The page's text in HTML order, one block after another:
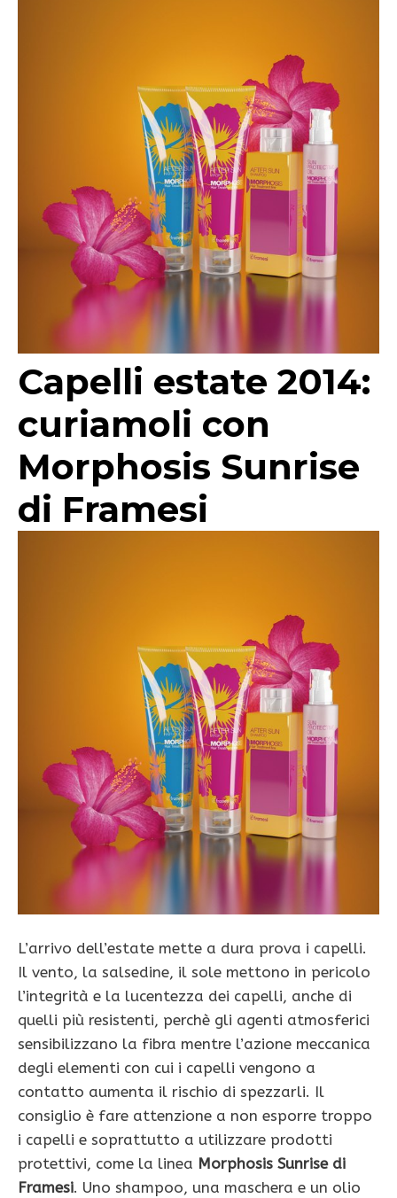
Capelli estate 2014:
curiamoli con
Morphosis Sunrise
di Framesi
L’arrivo dell’estate mette a dura prova i capelli.
Il vento, la salsedine, il sole mettono in pericolo
l’integrità e la lucentezza dei capelli, anche di
quelli più resistenti, perchè gli agenti atmosferici
sensibilizzano la fibra mentre l’azione meccanica
degli elementi con cui i capelli vengono a
contatto aumenta il rischio di spezzarli. Il
consiglio è fare attenzione a non esporre troppo
i capelli e soprattutto a utilizzare prodotti
protettivi, come la linea Morphosis Sunrise di
Framesi. Uno shampoo, una maschera e un olio